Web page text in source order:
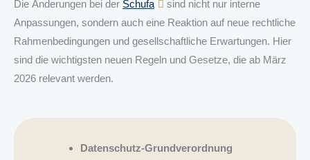
Die Änderungen bei der Schufa
sind nicht nur interne
Anpassungen, sondern auch eine Reaktion auf neue rechtliche
Rahmenbedingungen und gesellschaftliche Erwartungen. Hier
sind die wichtigsten neuen Regeln und Gesetze, die ab März
2026 relevant werden.
Datenschutz-Grundverordnung